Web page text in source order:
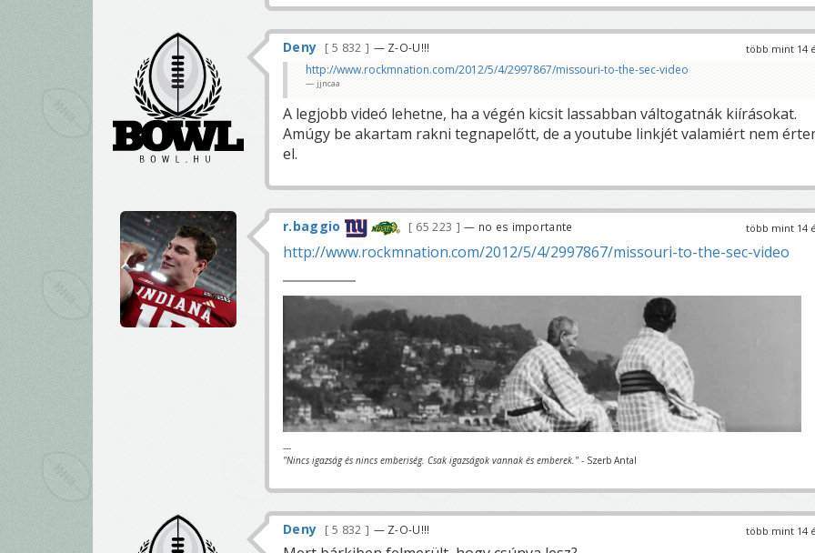
több mint 14
Deny 5 832 — Z-O-U!!!
http://www.rockmnation.com/2012/5/4/2997867/missouri-to-the-sec-video
jjncaa
A legjobb videó lehetne, ha a végén kicsit lassabban váltogatnák kiírásokat.
Amúgy be akartam rakni tegnapelőtt, de a youtube linkjét valamiért nem
el.
több mint 14
r.baggio 65 223 — no es importante
http://www.rockmnation.com/2012/5/4/2997867/missouri-to-the-sec-video
---
"Nincs igazság és nincs emberiség. Csak igazságok vannak és emberek." - Szerb Antal
több mint 14
Deny 5 832 — Z-O-U!!!